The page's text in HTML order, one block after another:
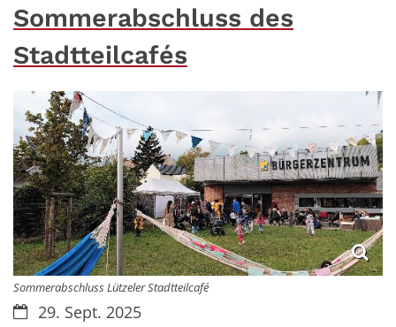
Sommerabschluss des
Stadtteilcafés
Sommerabschluss Lützeler Stadtteilcafé
Datum:29. Sept. 2025